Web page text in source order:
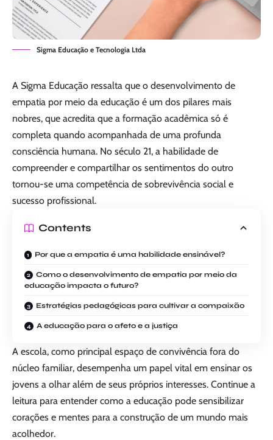
Sigma Educação e Tecnologia Ltda
A Sigma Educação ressalta que o desenvolvimento de
empatia por meio da educação é um dos pilares mais
nobres, que acredita que a formação acadêmica só é
completa quando acompanhada de uma profunda
consciência humana. No século 21, a habilidade de
compreender e compartilhar os sentimentos do outro
tornou-se uma competência de sobrevivência social e
sucesso profissional.
Contents
Por que a empatia é uma habilidade ensinável?
Como o desenvolvimento de empatia por meio da
educação impacta o futuro?
Estratégias pedagógicas para cultivar a compaixão
A educação para o afeto e a justiça
A escola, como principal espaço de convivência fora do
núcleo familiar, desempenha um papel vital em ensinar os
jovens a olhar além de seus próprios interesses. Continue a
leitura para entender como a educação pode sensibilizar
corações e mentes para a construção de um mundo mais
acolhedor.